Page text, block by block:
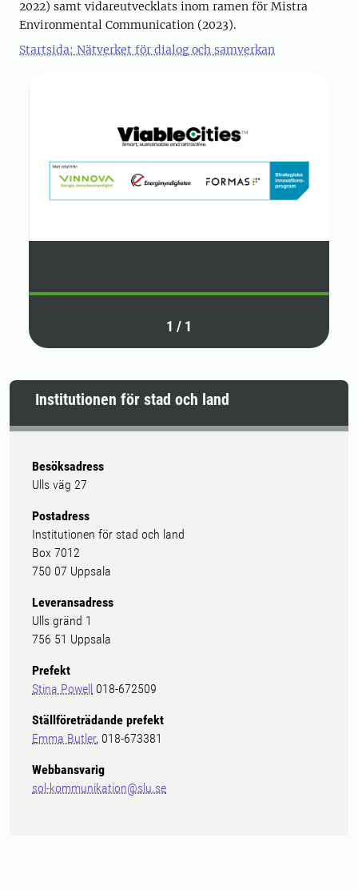
2022) samt vidareutvecklats inom ramen för Mistra
Environmental Communication (2023).
Startsida: Nätverket för dialog och samverkan
1 / 1
Institutionen för stad och land
Besöksadress
Ulls väg 27
Postadress
Institutionen för stad och land
Box 7012
750 07 Uppsala
Leveransadress
Ulls gränd 1
756 51 Uppsala
Prefekt
Stina Powell 018-672509
Ställföreträdande prefekt
Emma Butler, 018-673381
Webbansvarig
sol-kommunikation@slu.se